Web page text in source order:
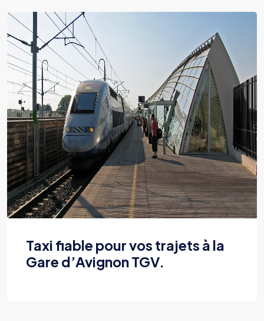
Taxi fiable pour vos trajets à la
Gare d’Avignon TGV.